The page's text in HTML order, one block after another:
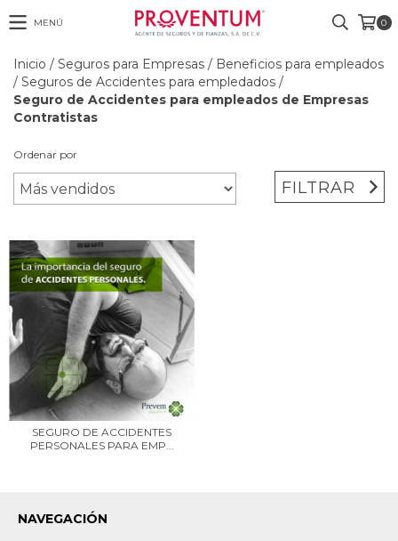
MENÚ 0
Inicio / Seguros para Empresas / Beneficios para empleados
/ Seguros de Accidentes para empledados /
Seguro de Accidentes para empleados de Empresas
Contratistas
Ordenar por
FILTRAR
SEGURO DE ACCIDENTES
PERSONALES PARA EMP...
NAVEGACIÓN